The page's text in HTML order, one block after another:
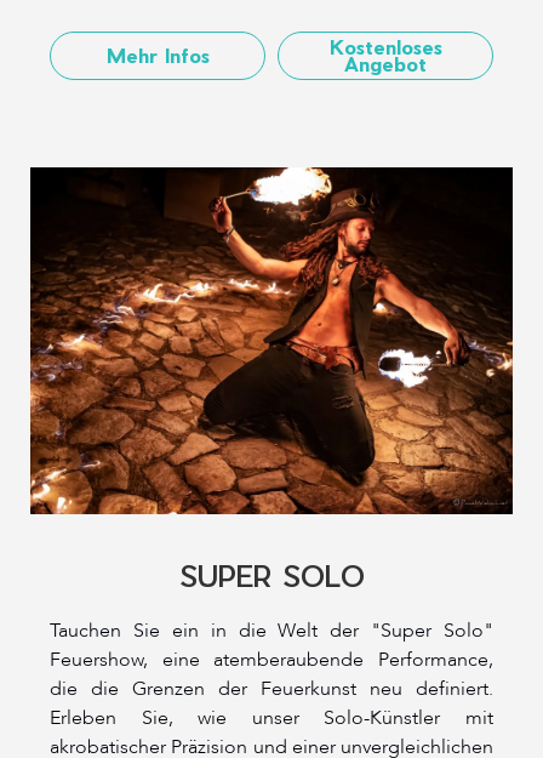
Mehr Infos Kostenloses
Angebot
SUPER SOLO
Tauchen Sie ein in die Welt der "Super Solo"
Feuershow, eine atemberaubende Performance,
die die Grenzen der Feuerkunst neu definiert.
Erleben Sie, wie unser Solo-Künstler mit
akrobatischer Präzision und einer unvergleichlichen